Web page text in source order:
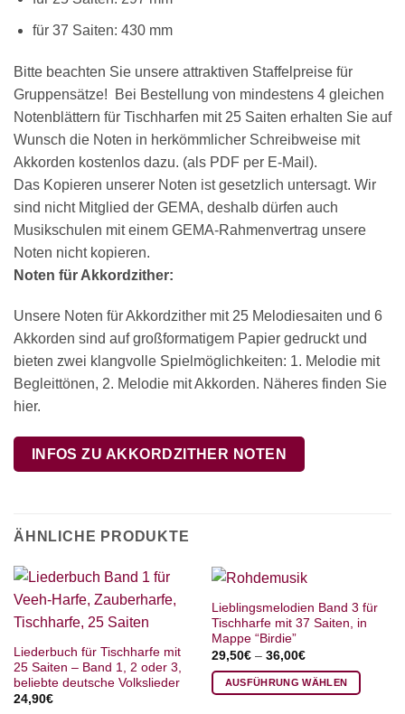
für 37 Saiten: 430 mm
Bitte beachten Sie unsere attraktiven Staffelpreise für
Gruppensätze! Bei Bestellung von mindestens 4 gleichen
Notenblättern für Tischharfen mit 25 Saiten erhalten Sie auf
Wunsch die Noten in herkömmlicher Schreibweise mit
Akkorden kostenlos dazu. (als PDF per E-Mail).
Das Kopieren unserer Noten ist gesetzlich untersagt. Wir
sind nicht Mitglied der GEMA, deshalb dürfen auch
Musikschulen mit einem GEMA-Rahmenvertrag unsere
Noten nicht kopieren.
Noten für Akkordzither:
Unsere Noten für Akkordzither mit 25 Melodiesaiten und 6
Akkorden sind auf großformatigem Papier gedruckt und
bieten zwei klangvolle Spielmöglichkeiten: 1. Melodie mit
Begleittönen, 2. Melodie mit Akkorden. Näheres finden Sie
hier.
INFOS ZU AKKORDZITHER NOTEN
ÄHNLICHE PRODUKTE
Liederbuch für Tischharfe mit
25 Saiten – Band 1, 2 oder 3,
beliebte deutsche Volkslieder
24,90€
Lieblingsmelodien Band 3 für
Tischharfe mit 37 Saiten, in
Mappe “Birdie”
29,50€– 36,00€
AUSFÜHRUNG WÄHLEN